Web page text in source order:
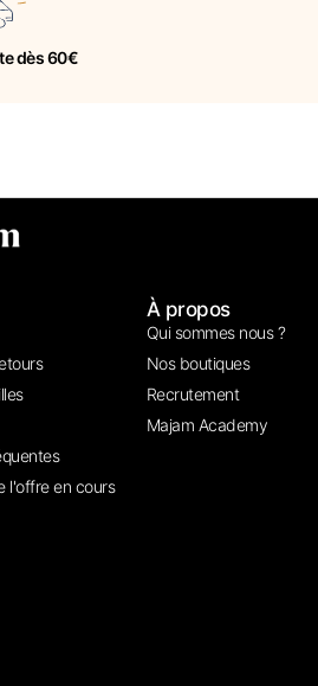
dès 60€
l'offre en cours
À propos
Qui sommes nous ?
Nos boutiques
Recrutement
Majam Academy